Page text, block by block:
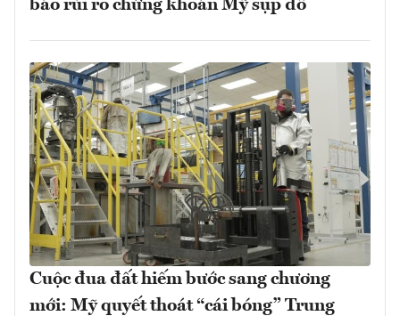
báo rủi ro chứng khoán Mỹ sụp đổ
Cuộc đua đất hiếm bước sang chương
mới: Mỹ quyết thoát “cái bóng” Trung